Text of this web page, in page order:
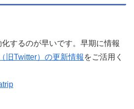
するのが早いです。早期に情報
旧Twitter）の更新情報 をご活用く